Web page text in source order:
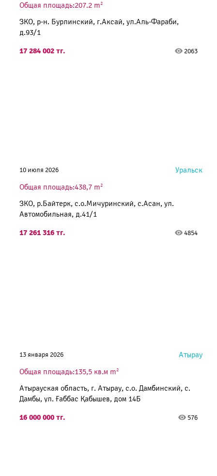
Общая площадь:207.2 m2
ЗКО, р-н. Бурлинский, г.Аксай, ул.Аль-Фараби,
д.93/1
17 284 002 тг. 2063
10 июля 2026
Уральск
Общая площадь:438,7 m2
ЗКО, р.Байтерк, с.о.Мичуринский, с.Асан, ул.
Автомобильная, д.41/1
17 261 316 тг. 4854
13 января 2026
Атырау
Общая площадь:135,5 кв.м m2
Атырауская область, г. Атырау, с.о. Дамбинский, с.
Дамбы, ул. Ғаббас Қабышев, дом 14Б
16 000 000 тг. 576